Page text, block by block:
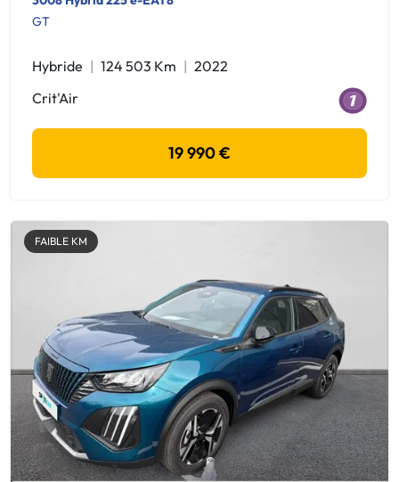
GT
Hybride 124 503 Km
2022
Crit'Air
19 990 €
FAIBLE KM